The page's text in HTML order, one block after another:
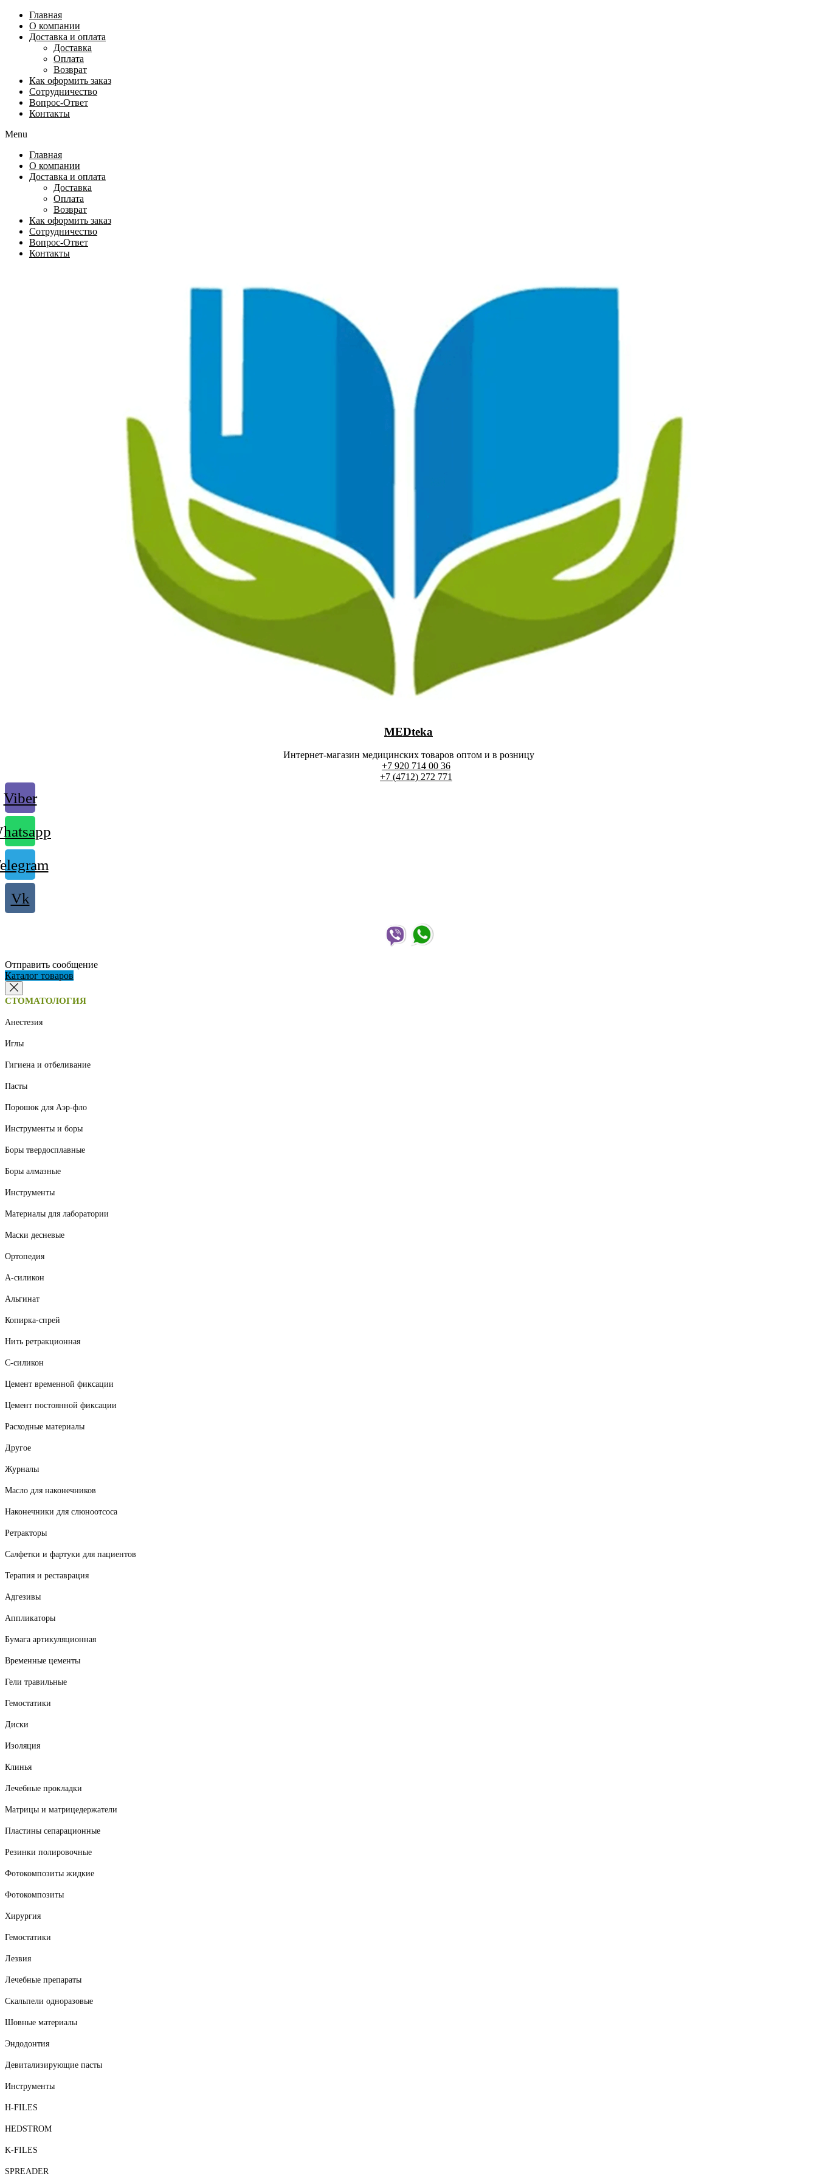
Перейти
содержимому
Главная
О компании
Доставка и оплата
Доставка
Оплата
Возврат
Как оформить заказ
Сотрудничество
Вопрос-Ответ
Контакты
Menu
Главная
О компании
Доставка и оплата
Доставка
Оплата
Возврат
Как оформить заказ
Сотрудничество
Вопрос-Ответ
Контакты
MEDteka
Интернет-магазин медицинских товаров оптом и в розницу
+7 920 714 00 36
+7 (4712) 272 771
Viber
Vk
Отправить сообщение
Каталог товаров
СТОМАТОЛОГИЯ
Анестезия
Иглы
Гигиена и отбеливание
Пасты
Порошок для Аэр-фло
Инструменты и боры
Боры твердосплавные
Боры алмазные
Инструменты
Материалы для лаборатории
Маски десневые
Ортопедия
А-силикон
Альгинат
Копирка-спрей
Нить ретракционная
С-силикон
Цемент временной фиксации
Цемент постоянной фиксации
Расходные материалы
Другое
Журналы
Масло для наконечников
Наконечники для слюноотсоса
Ретракторы
Салфетки и фартуки для пациентов
Терапия и реставрация
Адгезивы
Аппликаторы
Бумага артикуляционная
Временные цементы
Гели травильные
Гемостатики
Диски
Изоляция
Клинья
Лечебные прокладки
Матрицы и матрицедержатели
Пластины сепарационные
Резинки полировочные
Фотокомпозиты жидкие
Фотокомпозиты
Хирургия
Гемостатики
Лезвия
Лечебные препараты
Скальпели одноразовые
Шовные материалы
Эндодонтия
Девитализирующие пасты
Инструменты
H-FILES
HEDSTROM
K-FILES
SPREADER